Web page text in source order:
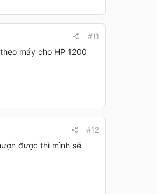
#11
máy cho HP 1200
#12
được thì mình sẽ